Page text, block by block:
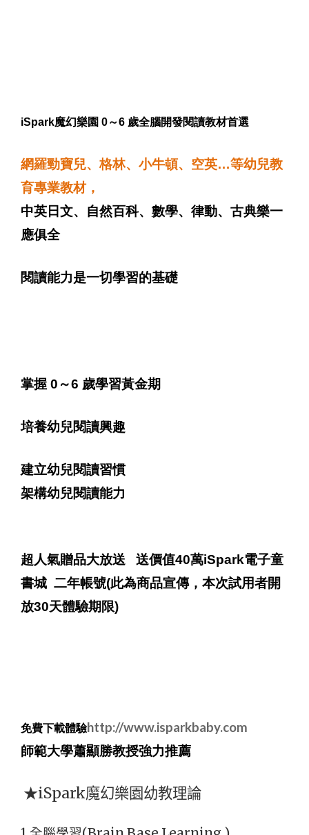
iSpark魔幻樂園 0～6 歲全腦開發閱讀教材首選
網羅勁寶兒、格林、小牛頓、空英…等幼兒教
育專業教材，
中英日文、自然百科、數學、律動、古典樂一
應俱全
閱讀能力是一切學習的基礎
掌握 0～6 歲學習黃金期
培養幼兒閱讀興趣
建立幼兒閱讀習慣
架構幼兒閱讀能力
超人氣贈品大放送 送價值40萬iSpark電子童
書城 二年帳號(此為商品宣傳，本次試用者開
放30天體驗期限)
免費下載體驗http://www.isparkbaby.com
師範大學蕭顯勝教授強力推薦
★iSpark魔幻樂園幼教理論